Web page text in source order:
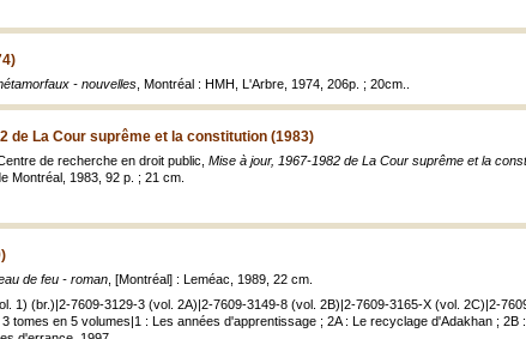
- nouvelles , Montréal : HMH, L'Arbre, 1974, 206p. ; 20cm..
de La Cour suprême et la constitution (1983)
de recherche en droit public, Mise à jour, 1967-1982 de La Cour suprême et la
Montréal, 1983, 92 p. ; 21 cm.
de feu - roman , [Montréal] : Leméac, 1989, 22 cm.
1) (br.)|2-7609-3129-3 (vol. 2A)|2-7609-3149-8 (vol. 2B)|2-7609-3165-X (vol. 2C)|2-
tomes en 5 volumes|1 : Les années d'apprentissage ; 2A : Le recyclage d'Adakhan ;